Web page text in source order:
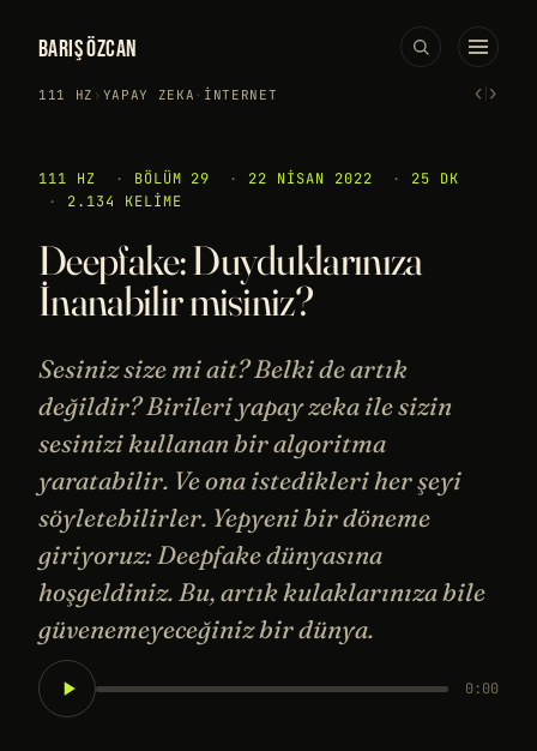
BARIŞ ÖZCAN
111 HZ › YAPAY ZEKA · İNTERNET ‹›
111 HZ · BÖLÜM 29 · 22 NISAN 2022 ·
25 DK
·
2.134 KELIME
Deepfake: Duyduklarınıza
İnanabilir misiniz?
Sesiniz size mi ait? Belki de artık
değildir? Birileri yapay zeka ile sizin
sesinizi kullanan bir algoritma
yaratabilir. Ve ona istedikleri her şeyi
söyletebilirler. Yepyeni bir döneme
giriyoruz: Deepfake dünyasına
hoşgeldiniz. Bu, artık kulaklarınıza bile
güvenemeyeceğiniz bir dünya.
0:00